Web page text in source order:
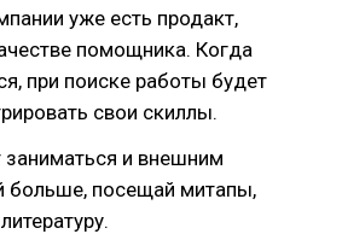
уже есть продакт,
помощника. Когда
при поиске работы будет
свои скиллы.
заниматься и внешним
больше, посещай митапы,